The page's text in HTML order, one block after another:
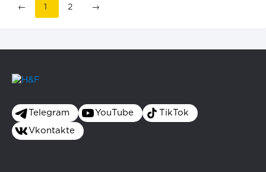
← 1 2 →
Telegram YouTube TikTok
Vkontakte